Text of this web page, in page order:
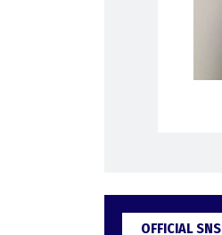
OFFICIAL SNS